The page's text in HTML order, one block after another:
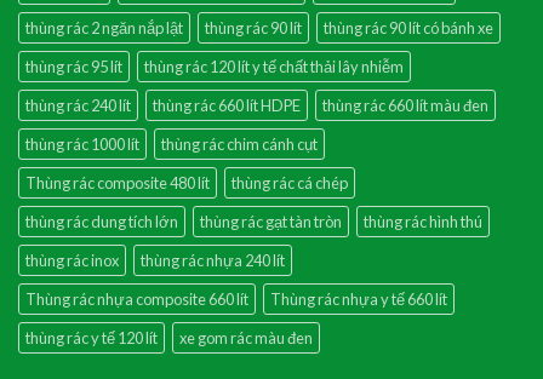
thùng rác 2 ngăn nắp lật
thùng rác 90 lít
thùng rác 90 lít có bánh xe
thùng rác 95 lít
thùng rác 120 lít y tế chất thải lây nhiễm
thùng rác 240 lít
thùng rác 660 lít HDPE
thùng rác 660 lít màu đen
thùng rác 1000 lít
thùng rác chim cánh cụt
Thùng rác composite 480 lít
thùng rác cá chép
thùng rác dung tích lớn
thùng rác gạt tàn tròn
thùng rác hình thú
thùng rác inox
thùng rác nhựa 240 lít
Thùng rác nhựa composite 660 lít
Thùng rác nhựa y tế 660 lít
thùng rác y tế 120 lít
xe gom rác màu đen